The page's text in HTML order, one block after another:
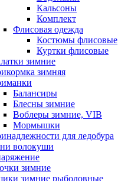
Кальсоны
Комплект
Флисовая одежда
Костюмы флисовые
Куртки флисовые
зимние
зимняя
Балансиры
Блесны зимние
Воблеры зимние, VIB
Мормышки
для ледобура
волокуши
зимние
зимние рыболовные